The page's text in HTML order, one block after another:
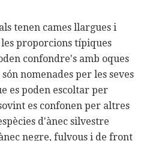
tenen cames llargues i
proporcions típiques
confondre's amb oques
nomenades per les seves
es poden escoltar per
es confonen per altres
d'ànec silvestre
negre, fulvous i de front